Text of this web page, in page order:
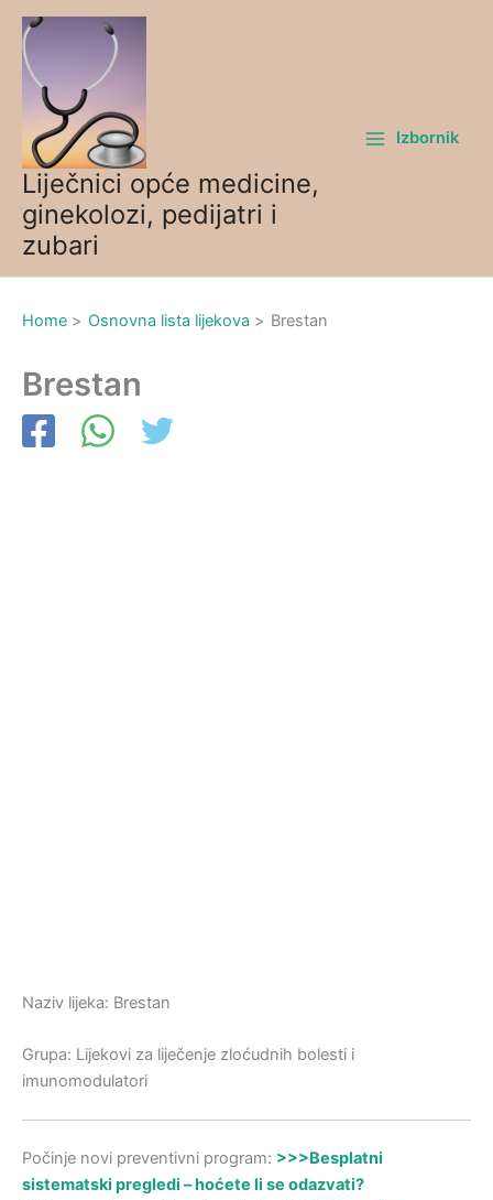
Skip
content
Liječnici opće medicine,
ginekolozi, pedijatri i
zubari
Izbornik
Home Osnovna lista lijekova Brestan
Brestan
Naziv lijeka: Brestan
Grupa: Lijekovi za liječenje zloćudnih bolesti i
imunomodulatori
Počinje novi preventivni program: >>>Besplatni
sistematski pregledi – hoćete li se odazvati?